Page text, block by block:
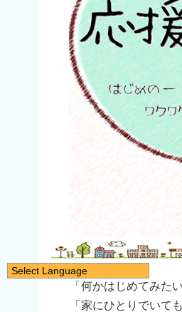
「何かはじめてみた
「家にひとりでいて
Select Language